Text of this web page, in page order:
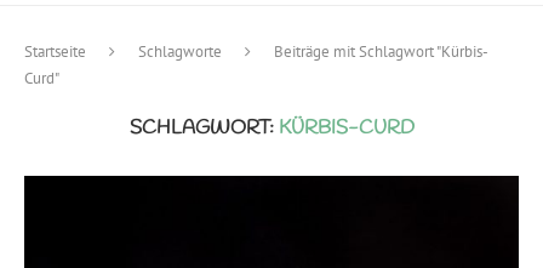
Startseite Schlagworte
Beiträge mit Schlagwort "Kürbis-
Curd"
SCHLAGWORT: KÜRBIS-CURD